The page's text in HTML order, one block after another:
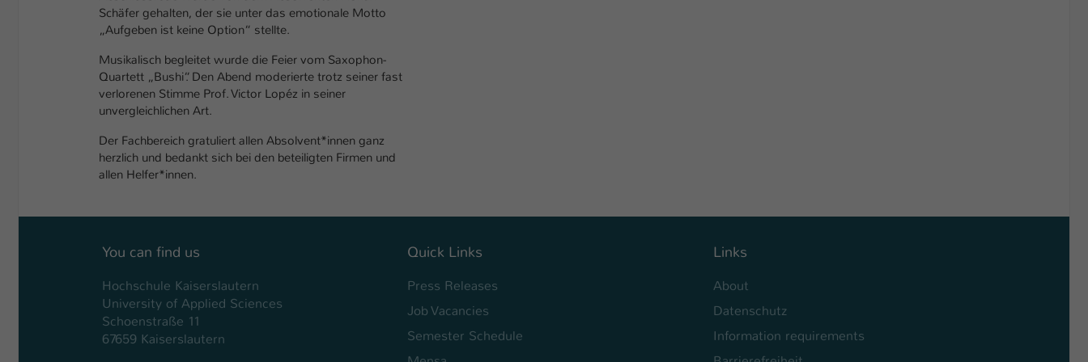
Schäfer gehalten, der sie unter das emotionale Motto
„Aufgeben ist keine Option“ stellte.
Musikalisch begleitet wurde die Feier vom Saxophon-
Quartett „Bushi“. Den Abend moderierte trotz seiner fast
verlorenen Stimme Prof. Victor Lopéz in seiner
unvergleichlichen Art.
Der Fachbereich gratuliert allen Absolvent*innen ganz
herzlich und bedankt sich bei den beteiligten Firmen und
allen Helfer*innen.
You can find us
Hochschule Kaiserslautern
University of Applied Sciences
Schoenstraße 11
67659 Kaiserslautern
Quick Links
Press Releases
Job Vacancies
Semester Schedule
Links
About
Datenschutz
Information requirements
Name
Laufzeit
Zweck
Logins die Session-ID. So kann der eingeloggte
ihm Zugang zu geschützten Bereichen gewährt.
Anbieter TYPO3